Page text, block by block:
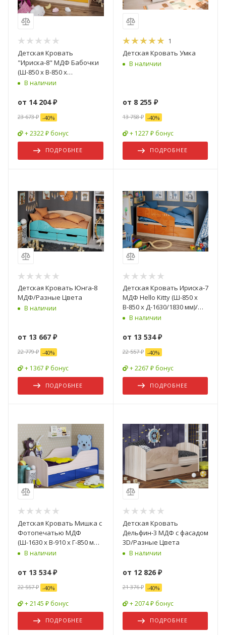
Детская Кровать
"Ириска-8" МДФ Бабочки
(Ш-850 x В-850 x
Д-1630/1830 мм)/Разные
В наличии
от 14 204 ₽
23 673 ₽ -40%
+ 2322 ₽ бонус
ПОДРОБНЕЕ
1
Детская Кровать Умка
В наличии
от 8 255 ₽
13 758 ₽ -40%
+ 1227 ₽ бонус
ПОДРОБНЕЕ
Детская Кровать Юнга-8
МДФ/Разные Цвета
В наличии
от 13 667 ₽
22 779 ₽ -40%
+ 1367 ₽ бонус
ПОДРОБНЕЕ
Детская Кровать Ириска-7
МДФ Hello Kitty (Ш-850 x
В-850 x Д-1630/1830 мм)/
Разные Цвета
В наличии
от 13 534 ₽
22 557 ₽ -40%
+ 2267 ₽ бонус
ПОДРОБНЕЕ
Детская Кровать Мишка с
Фотопечатью МДФ
(Ш-1630 х В-910 х Г-850 мм/
сп. место 800 х 1600 мм)
В наличии
от 13 534 ₽
22 557 ₽ -40%
+ 2145 ₽ бонус
ПОДРОБНЕЕ
Детская Кровать
Дельфин-3 МДФ с фасадом
3D/Разные Цвета
В наличии
от 12 826 ₽
21 376 ₽ -40%
+ 2074 ₽ бонус
ПОДРОБНЕЕ